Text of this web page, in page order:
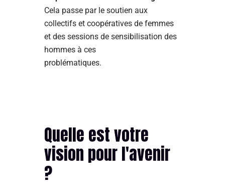
Cela passe par le soutien aux
collectifs et coopératives de femmes
et des sessions de sensibilisation des
hommes à ces
problématiques.
Quelle est votre
vision pour l'avenir
?